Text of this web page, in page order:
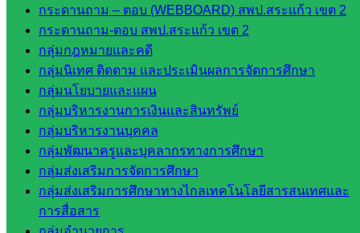
กระดานถาม – ตอบ (WEBBOARD) สพป.สระแก้ว เขต 2
กระดานถาม-ตอบ สพป.สระแก้ว เขต 2
กลุ่มกฎหมายและคดี
กลุ่มนิเทศ ติดตาม และประเมินผลการจัดการศึกษา
กลุ่มนโยบายและแผน
กลุ่มบริหารงานการเงินและสินทรัพย์
กลุ่มบริหารงานบุคคล
กลุ่มพัฒนาครูและบุคลากรทางการศึกษา
กลุ่มส่งเสริมการจัดการศึกษา
กลุ่มส่งเสริมการศึกษาทางไกลเทคโนโลยีสารสนเทศและ
การสื่อสาร
สระแก้ว
สำนักงาน
ส.ก.ส.ค.
จังหวัด
สระแก้ว
สพป.
สระแก้ว
เขต 1
สพป.สระแก้ว
เขต 2
โรงเรียน